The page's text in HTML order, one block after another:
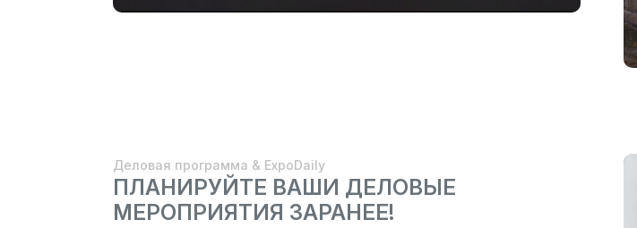
Деловая программа & ExpoDaily
ПЛАНИРУЙТЕ ВАШИ ДЕЛОВЫЕ
МЕРОПРИЯТИЯ ЗАРАНЕЕ!